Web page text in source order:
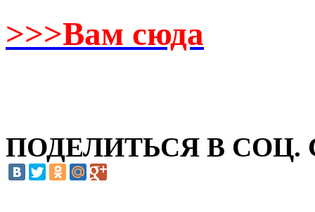
>>>Вам сюда
ПОДЕЛИТЬСЯ В СОЦ.